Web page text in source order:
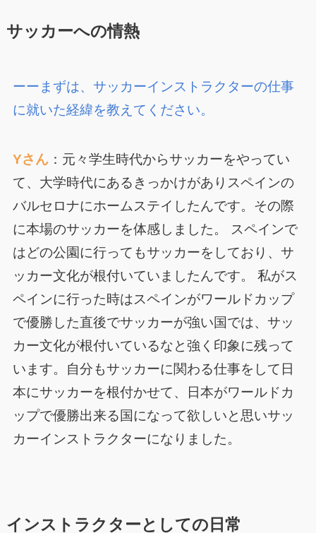
サッカーへの情熱
ーーまずは、サッカーインストラクターの仕事
に就いた経緯を教えてください。
Yさん：元々学生時代からサッカーをやってい
て、大学時代にあるきっかけがありスペインの
バルセロナにホームステイしたんです。その際
に本場のサッカーを体感しました。 スペインで
はどの公園に行ってもサッカーをしており、サ
ッカー文化が根付いていましたんです。 私がス
ペインに行った時はスペインがワールドカップ
で優勝した直後でサッカーが強い国では、サッ
カー文化が根付いているなと強く印象に残って
います。自分もサッカーに関わる仕事をして日
本にサッカーを根付かせて、日本がワールドカ
ップで優勝出来る国になって欲しいと思いサッ
カーインストラクターになりました。
インストラクターとしての日常